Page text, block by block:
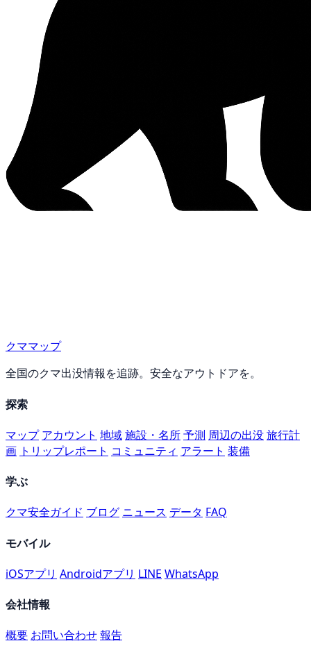
クママップ
全国のクマ出没情報を追跡。安全なアウトドアを。
探索
マップ アカウント 地域施設・名所予測 周辺の出没旅行計
画 トリップレポート コミュニティ アラート 装備
学ぶ
クマ安全ガイド ブログ ニュース データ FAQ
モバイル
iOSアプリ Androidアプリ LINE WhatsApp
会社情報
概要 お問い合わせ報告